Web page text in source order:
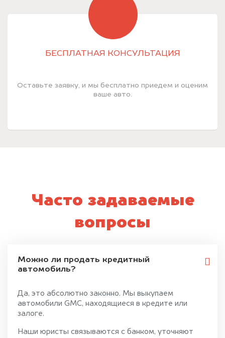
БЕСПЛАТНАЯ КОНСУЛЬТАЦИЯ
Оставьте заявку, и мы бесплатно приедем и оценим
ваше авто.
Часто задаваемые
вопросы
Можно ли продать кредитный
автомобиль?
Да, это абсолютно законно. Мы выкупаем
автомобили GMC, находящиеся в кредите или
залоге.
Наши юристы связываются с банком, уточняют